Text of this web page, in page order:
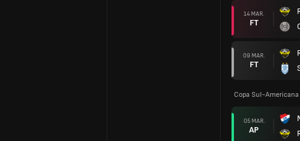
14 MAR.
FT
09 MAR.
FT
Copa Sul-Americana
05 MAR.
AP